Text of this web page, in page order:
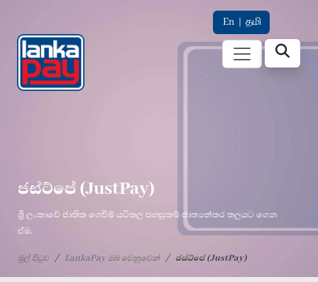
En | தமி
ජස්ට්පේ (JustPay)
ශ්‍රී ලංකාවේ ජාතික ගෙවීම් යටිතල පහසුකම් ජාත්‍යන්තර තලයට ගෙන
ඒම.
මුල් පිටුව LankaPay ඔබ වෙනුවෙන් ජස්ට්පේ (JustPay)